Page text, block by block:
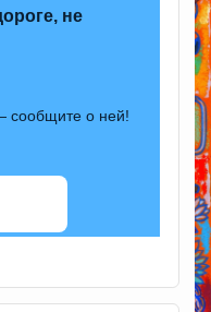
не
сообщите о ней!